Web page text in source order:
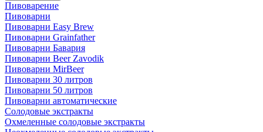
Пивоварение
Пивоварни
Пивоварни Easy Brew
Пивоварни Grainfather
Пивоварни Бавария
Пивоварни Beer Zavodik
Пивоварни MirBeer
Пивоварни 30 литров
Пивоварни 50 литров
Пивоварни автоматические
Солодовые экстракты
Охмеленные солодовые экстракты